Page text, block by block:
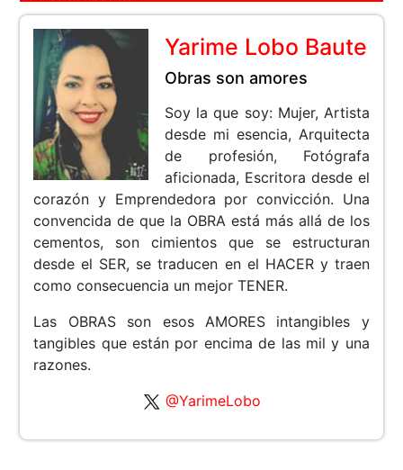
Yarime Lobo Baute
Obras son amores
Soy la que soy: Mujer, Artista
desde mi esencia, Arquitecta
de profesión, Fotógrafa
aficionada, Escritora desde el
corazón y Emprendedora por convicción. Una
convencida de que la OBRA está más allá de los
cementos, son cimientos que se estructuran
desde el SER, se traducen en el HACER y traen
como consecuencia un mejor TENER.
Las OBRAS son esos AMORES intangibles y
tangibles que están por encima de las mil y una
razones.
@YarimeLobo